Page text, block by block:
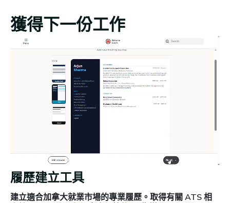
獲得下一份工作
履歷建立工具
建立適合加拿大就業市場的專業履歷。取得有關 ATS 相